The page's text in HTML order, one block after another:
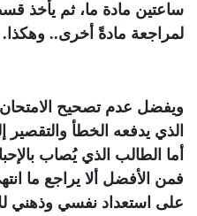
ساعتين مادة ما، ثم يأخذ
لمراجعة مادةً أخرى.. وهكذا.
ويفضل عدم تصحيح الامتحان
الذي يدفعه الخطأ والتقصير
أما الطالب الذي يُصاب
فمن الأفضل ألا يراجع ما
على استعداد نفسي وذهني